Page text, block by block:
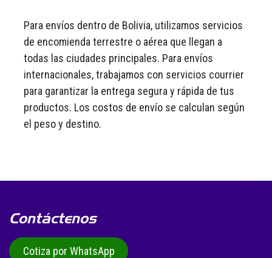
Para envíos dentro de Bolivia, utilizamos servicios
de encomienda terrestre o aérea que llegan a
todas las ciudades principales. Para envíos
internacionales, trabajamos con servicios courrier
para garantizar la entrega segura y rápida de tus
productos. Los costos de envío se calculan según
el peso y destino.
Contáctenos
Cotiza por WhatsApp